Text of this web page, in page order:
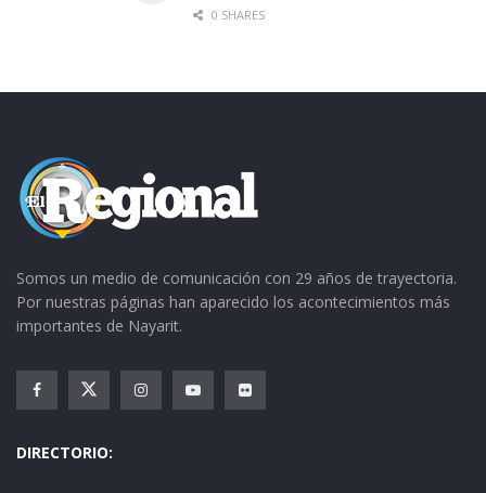
ido en asenso, tal y como lo demuestra la cada
vez más nutrida afluencia a la capilla.
0 SHARES
Somos un medio de comunicación con 29 años de trayectoria.
Por nuestras páginas han aparecido los acontecimientos más
importantes de Nayarit.
DIRECTORIO: